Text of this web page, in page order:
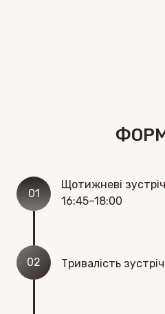
01
Щотижневі
16:45–18:00
02 Тривалість